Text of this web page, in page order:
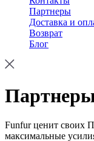
Партнеры
Доставка и
Возврат
Блог
Funfur ценит своих
максимальные